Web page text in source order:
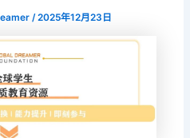
/2025年12月23日